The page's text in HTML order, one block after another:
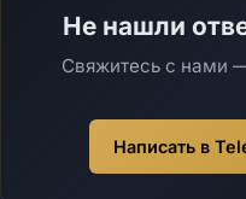
Не нашли
Свяжитесь с нами
Написать в